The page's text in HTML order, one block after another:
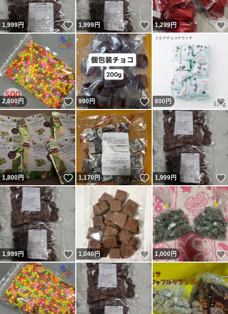
1,999円 いいね！
1,999円 いいね！
1,299円
2,600円 いいね！
990円 いいね！
800 円
1,800円 いいね！
1,170円 いいね！
1,999円
1,999円 いいね！
1,040円 いいね！
1,000円